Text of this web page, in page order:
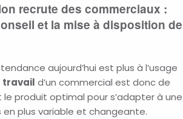
recrute des commerciaux :
et la mise à disposition de
aujourd’hui est plus à l’usage
travail d’un commercial est donc de
produit optimal pour s’adapter à une
plus variable et changeante.